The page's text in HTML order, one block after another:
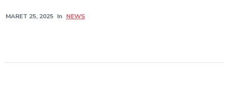
MARET 25, 2025 In NEWS